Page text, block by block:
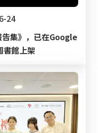
24
告集》，已在Google
書館上架